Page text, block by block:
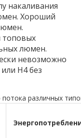
накаливания
Хороший
топовых
люмен.
невозможно
H4 без
различных